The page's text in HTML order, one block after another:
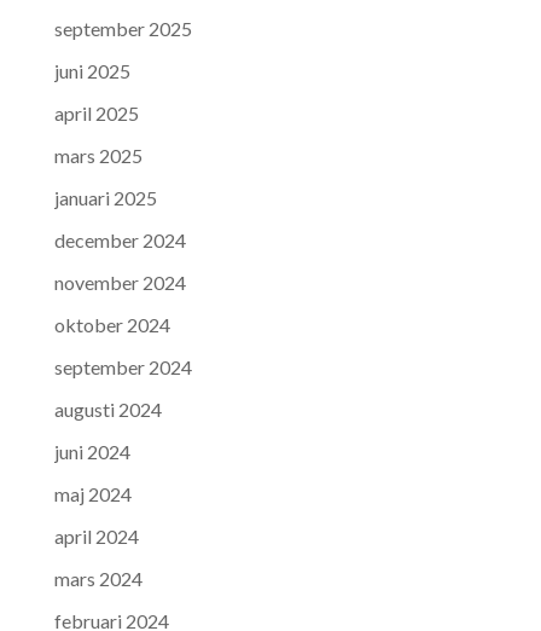
september 2025
juni 2025
april 2025
mars 2025
januari 2025
december 2024
november 2024
oktober 2024
september 2024
augusti 2024
juni 2024
maj 2024
april 2024
mars 2024
februari 2024